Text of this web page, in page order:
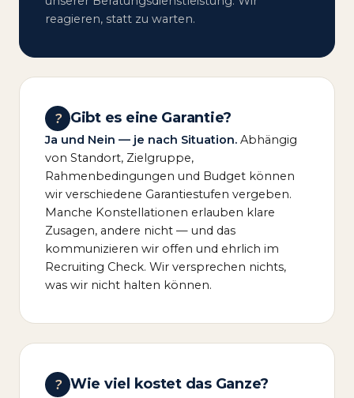
reagieren, statt zu warten.
? Gibt es eine Garantie?
Ja und Nein — je nach Situation. Abhängig
von Standort, Zielgruppe,
Rahmenbedingungen und Budget können
wir verschiedene Garantiestufen vergeben.
Manche Konstellationen erlauben klare
Zusagen, andere nicht — und das
kommunizieren wir offen und ehrlich im
Recruiting Check. Wir versprechen nichts,
was wir nicht halten können.
? Wie viel kostet das Ganze?